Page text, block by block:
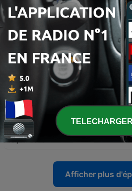
Comment soulager les
31 juil. 2026
140 -
Dopage: comment les
24 juil. 2026
139 - Comment bien dormir? Une
sommeil livre ses secrets
17 juil. 2026
138 -
Face à la politique de Trump,
américains ont tout quitté
France
10 juil. 2026
Afficher plus